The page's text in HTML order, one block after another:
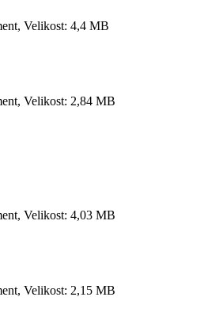
Velikost: 4,4 MB
Velikost: 2,84 MB
Velikost: 4,03 MB
Velikost: 2,15 MB